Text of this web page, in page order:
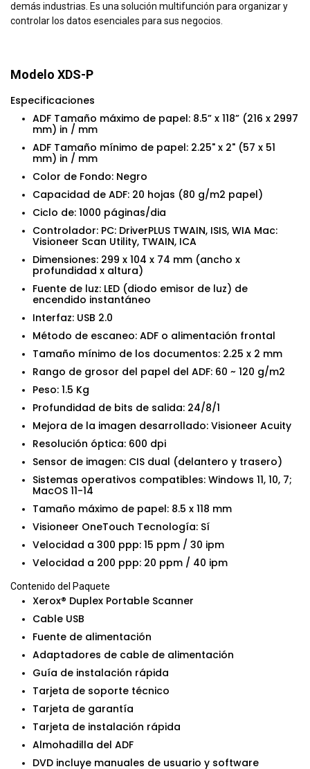
demás industrias. Es una solución multifunción para organizar y
controlar los datos esenciales para sus negocios.
Modelo XDS-P
Especificaciones
ADF Tamaño máximo de papel: 8.5” x 118” (216 x 2997
mm) in / mm
ADF Tamaño mínimo de papel: 2.25" x 2" (57 x 51
mm) in / mm
Color de Fondo: Negro
Capacidad de ADF: 20 hojas (80 g/m2 papel)
Ciclo de: 1000 páginas/dia
Controlador: PC: DriverPLUS TWAIN, ISIS, WIA Mac:
Visioneer Scan Utility, TWAIN, ICA
Dimensiones: 299 x 104 x 74 mm (ancho x
profundidad x altura)
Fuente de luz: LED (diodo emisor de luz) de
encendido instantáneo
Interfaz: USB 2.0
Método de escaneo: ADF o alimentación frontal
Tamaño mínimo de los documentos: 2.25 x 2 mm
Rango de grosor del papel del ADF: 60 ~ 120 g/m2
Peso: 1.5 Kg
Profundidad de bits de salida: 24/8/1
Mejora de la imagen desarrollado: Visioneer Acuity
Resolución óptica: 600 dpi
Sensor de imagen: CIS dual (delantero y trasero)
Sistemas operativos compatibles: Windows 11, 10, 7;
MacOS 11-14
Tamaño máximo de papel: 8.5 x 118 mm
Visioneer OneTouch Tecnología: Sí
Velocidad a 300 ppp: 15 ppm / 30 ipm
Velocidad a 200 ppp: 20 ppm / 40 ipm
Contenido del Paquete
Xerox® Duplex Portable Scanner
Cable USB
Fuente de alimentación
Adaptadores de cable de alimentación
Guía de instalación rápida
Tarjeta de soporte técnico
Tarjeta de garantía
Tarjeta de instalación rápida
Almohadilla del ADF
DVD incluye manuales de usuario y software